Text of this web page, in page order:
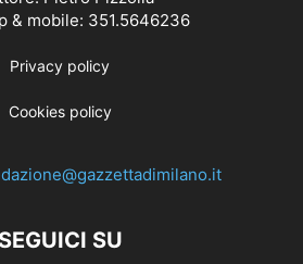
& mobile: 351.5646236
Privacy policy
Cookies policy
SEGUICI SU